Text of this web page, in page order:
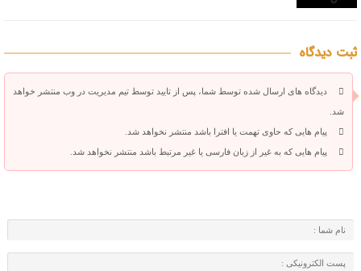
ثبت دیدگاه
دیدگاه های ارسال شده توسط شما، پس از تایید توسط تیم مدیریت در وب منتشر خواهد
شد.
پیام هایی که حاوی تهمت یا افترا باشد منتشر نخواهد شد.
پیام هایی که به غیر از زبان فارسی یا غیر مرتبط باشد منتشر نخواهد شد.